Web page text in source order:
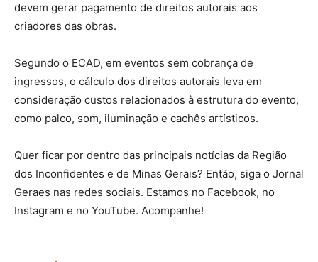
devem gerar pagamento de direitos autorais aos
criadores das obras.
Segundo o ECAD, em eventos sem cobrança de
ingressos, o cálculo dos direitos autorais leva em
consideração custos relacionados à estrutura do evento,
como palco, som, iluminação e cachês artísticos.
Quer ficar por dentro das principais notícias da Região
dos Inconfidentes e de Minas Gerais? Então, siga o Jornal
Geraes nas redes sociais. Estamos no Facebook, no
Instagram e no YouTube. Acompanhe!